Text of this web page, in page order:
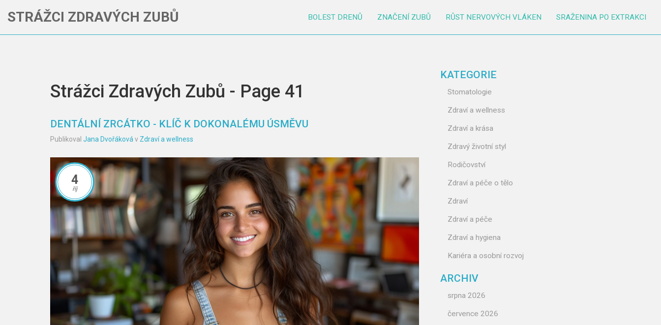
STRÁŽCI ZDRAVÝCH ZUBŮ BOLEST DRENŮ ZNAČENÍ ZUBŮ RŮST NERVOVÝCH VLÁKEN SRAŽENINA PO EXTRAKCI
Strážci Zdravých Zubů - Page 41
DENTÁLNÍ ZRCÁTKO - KLÍČ K DOKONALÉMU ÚSMĚVU
Publikoval Jana Dvořáková v Zdraví a wellness
4
říj
KATEGORIE
Stomatologie
Zdraví a wellness
Zdraví a krása
Zdravý životní styl
Rodičovství
Zdraví a péče o tělo
Zdraví
Zdraví a péče
Zdraví a hygiena
Kariéra a osobní rozvoj
ARCHIV
srpna 2026
července 2026